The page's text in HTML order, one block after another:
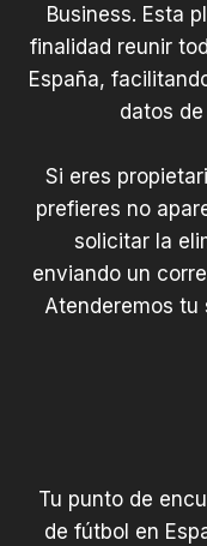
Business. Esta
finalidad reunir
España,
datos
Si eres
prefieres no
solicitar la
enviando un
Atenderemos tu
Tu punto de
de fútbol en